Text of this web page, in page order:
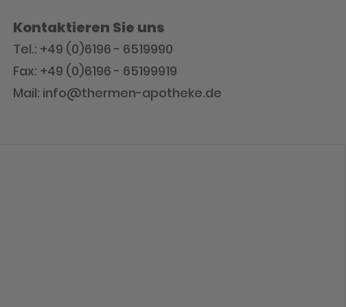
Kontaktieren Sie uns
Tel.: +49 (0)6196 - 6519990
Fax: +49 (0)6196 - 65199919
Mail: info@thermen-apotheke.de